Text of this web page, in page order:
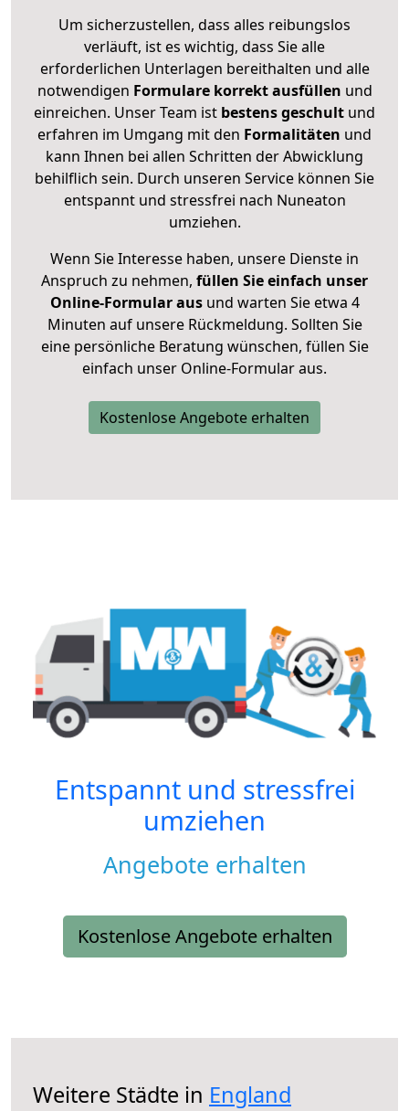
Um sicherzustellen, dass alles reibungslos
verläuft, ist es wichtig, dass Sie alle
erforderlichen Unterlagen bereithalten und alle
notwendigen Formulare korrekt ausfüllen und
einreichen. Unser Team ist bestens geschult und
erfahren im Umgang mit den Formalitäten und
kann Ihnen bei allen Schritten der Abwicklung
behilflich sein. Durch unseren Service können Sie
entspannt und stressfrei nach Nuneaton
umziehen.
Wenn Sie Interesse haben, unsere Dienste in
Anspruch zu nehmen, füllen Sie einfach unser
Online-Formular ausund warten Sie etwa 4
Minuten auf unsere Rückmeldung. Sollten Sie
eine persönliche Beratung wünschen, füllen Sie
einfach unser Online-Formular aus.
Kostenlose Angebote erhalten
Entspannt und stressfrei
umziehen
Angebote erhalten
Kostenlose Angebote erhalten
Weitere Städte in England